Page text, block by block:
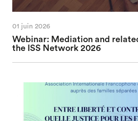
01 juin 2026
Webinar: Mediation and
the ISS Network 2026